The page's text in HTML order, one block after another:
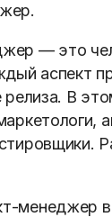
— это ч
аспект
релиза. В
менеджер в